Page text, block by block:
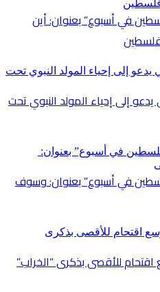
“فلسطين في أسبوع” بعنوان: أين
إلى إحياء المولد النبوي تحت
“فلسطين في أسبوع” بعنوان: وسوف
للأقصى بذكرى “الخراب”